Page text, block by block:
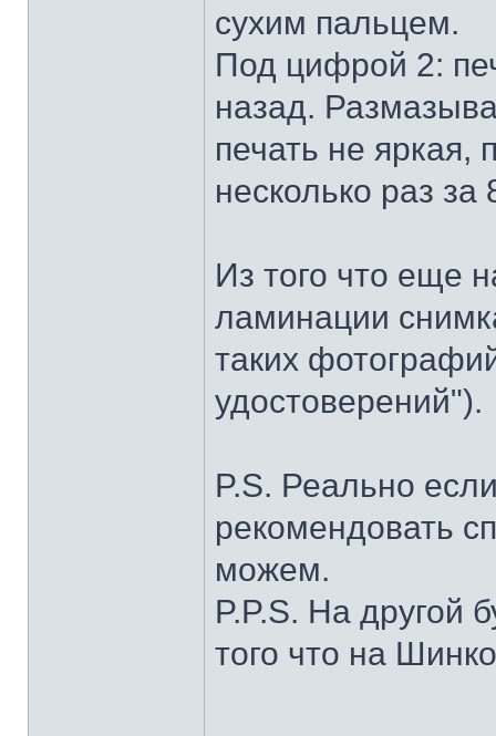
сухим пальцем.
Под цифрой 2:
назад.
печать не яркая,
несколько раз за
Из того что еще
ламинации
таких
удостоверений").
P.S. Реально
рекомендовать
можем.
P.P.S. На другой
того что на